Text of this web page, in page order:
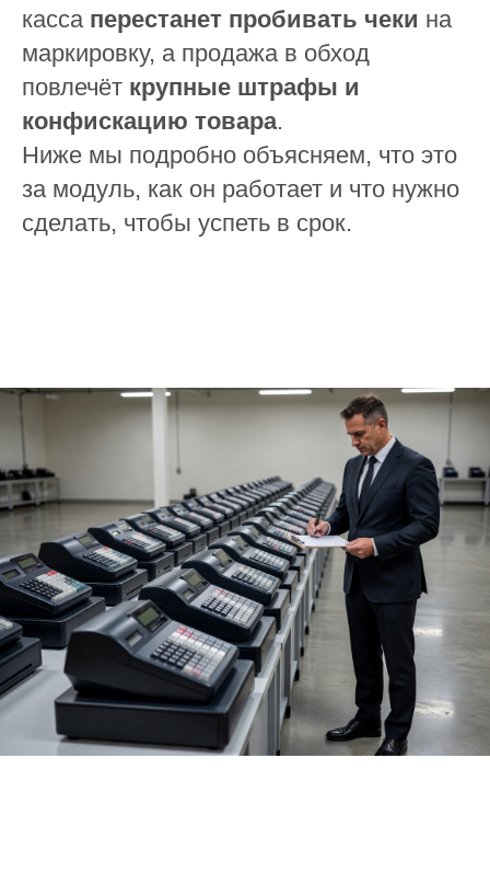
касса перестанет пробивать чеки на
маркировку, а продажа в обход
повлечёт крупные штрафы и
конфискацию товара.
Ниже мы подробно объясняем, что это
за модуль, как он работает и что нужно
сделать, чтобы успеть в срок.